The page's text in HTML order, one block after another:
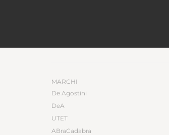
MARCHI
De Agostini
DeA
UTET
ABraCadabra